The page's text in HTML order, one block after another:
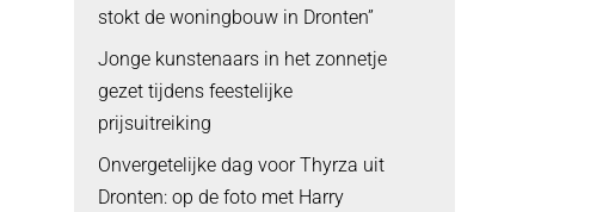
stokt de woningbouw in Dronten”
Jonge kunstenaars in het zonnetje
gezet tijdens feestelijke
prijsuitreiking
Onvergetelijke dag voor Thyrza uit
Dronten: op de foto met Harry